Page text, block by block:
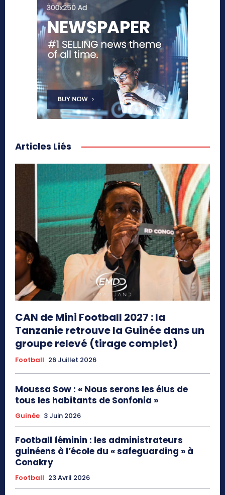
Articles Liés
CAN de Mini Football 2027 : la
Tanzanie retrouve la Guinée dans un
groupe relevé (tirage complet)
Football 26 Juillet 2026
Moussa Sow : « Nous serons les élus de
tous les habitants de Sonfonia »
Guinée 3 Juin 2026
Football féminin : les administrateurs
guinéens à l’école du « safeguarding » à
Conakry
Football 23 Avril 2026